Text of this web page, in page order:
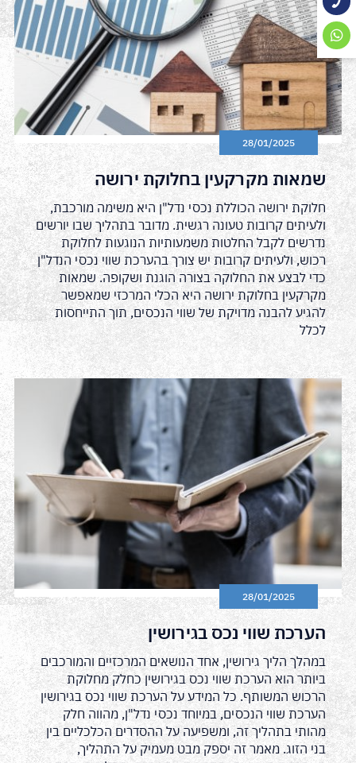
28/01/2025
שמאות מקרקעין בחלוקת ירושה
חלוקת ירושה הכוללת נכסי נדל"ן היא משימה מורכבת,
ולעיתים קרובות טעונה רגשית. מדובר בתהליך שבו יורשים
נדרשים לקבל החלטות משמעותיות הנוגעות לחלוקת
רכוש, ולעיתים קרובות יש צורך בהערכת שווי נכסי הנדל"ן
כדי לבצע את החלוקה בצורה הוגנת ושקופה. שמאות
מקרקעין בחלוקת ירושה היא הכלי המרכזי שמאפשר
להגיע להבנה מדויקת של שווי הנכסים, תוך התייחסות
לכלל
28/01/2025
הערכת שווי נכס בגירושין
במהלך הליך גירושין, אחד הנושאים המרכזיים והמורכבים
ביותר הוא הערכת שווי נכס בגירושין כחלק מחלוקת
הרכוש המשותף. כל המידע על הערכת שווי נכס בגירושין
הערכת שווי הנכסים, במיוחד נכסי נדל"ן, מהווה חלק
מהותי בתהליך זה, ומשפיעה על ההסדרים הכלכליים בין
בני הזוג. מאמר זה יספק מבט מעמיק על התהליך,